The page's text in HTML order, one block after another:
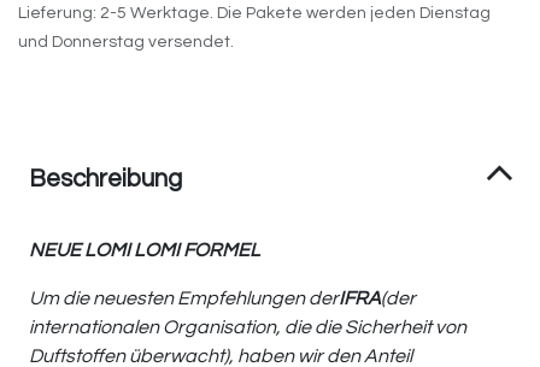
Lieferung: 2-5 Werktage. Die Pakete werden jeden Dienstag
und Donnerstag versendet.
Beschreibung
NEUE LOMI LOMI FORMEL
Um die neuesten Empfehlungen derIFRA(der
internationalen Organisation, die die Sicherheit von
Duftstoffen überwacht), haben wir den Anteil